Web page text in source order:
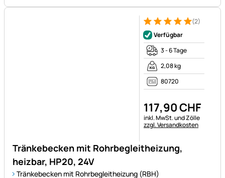
heizbar, HP20, 24V
Tränkebecken mit Rohrbegleitheizung (RBH)
Tränke, Ventil und Rohrleitung bleiben frostfrei
Bewertung: 5 von 5 (2
(2)
Verfügbar
3 - 6 Tage
2,08 kg
80720
117,90CHF
Steuerhinweis:
inkl. MwSt. und Zölle
zzgl. Versandkosten